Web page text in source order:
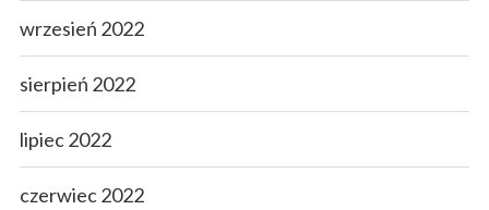
wrzesień 2022
sierpień 2022
lipiec 2022
czerwiec 2022